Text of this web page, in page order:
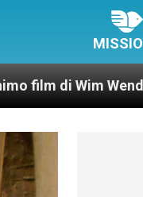
Lunedì 4